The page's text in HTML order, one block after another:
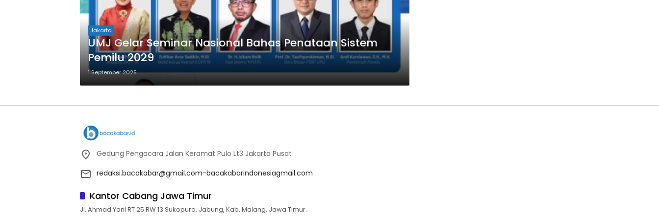
Jakarta
UMJ Gelar Seminar Nasional Bahas Penataan Sistem
Pemilu 2029
1 September 2025
Gedung Pengacara Jalan Keramat Pulo Lt3 Jakarta Pusat
redaksi.bacakabar@gmail.com-bacakabarindonesiagmail.com
Kantor Cabang Jawa Timur
Jl. Ahmad Yani RT 25 RW 13 Sukopuro, Jabung, Kab. Malang, Jawa Timur.